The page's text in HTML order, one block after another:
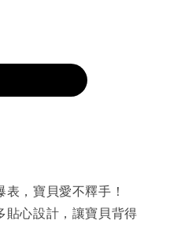
，寶貝愛不釋手！
貼心設計，讓寶貝背得